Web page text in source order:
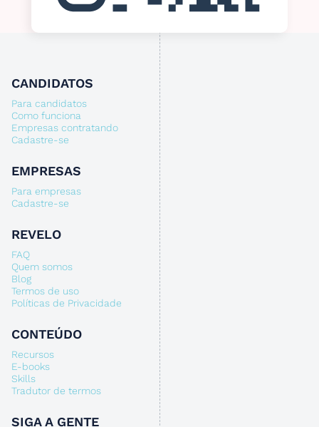
CANDIDATOS
Para candidatos
Como funciona
Empresas contratando
Cadastre-se
EMPRESAS
Para empresas
Cadastre-se
REVELO
FAQ
Quem somos
Blog
Termos de uso
Políticas de Privacidade
CONTEÚDO
Recursos
E-books
Skills
Tradutor de termos
SIGA A GENTE